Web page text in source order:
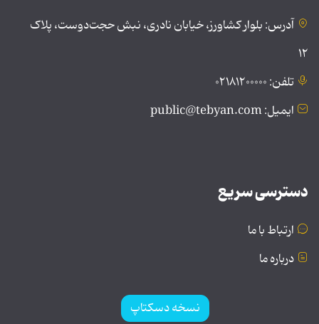
آدرس: بلوار کشاورز، خیابان نادری، نبش حجت‌دوست، پلاک
۱۲
تلفن: ۰۲۱۸۱۲۰۰۰۰۰
ایمیل: public@tebyan.com
دسترسی سریع
ارتباط با ما
درباره ما
نسخه دسکتاپ